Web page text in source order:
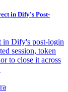
in Dify's Post-
in Dify's post-login
session, token
to close it across